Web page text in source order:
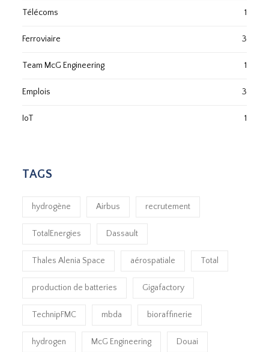
Télécoms 1
Ferroviaire 3
Team McG Engineering 1
Emplois 3
IoT 1
TAGS
hydrogène Airbus recrutement
TotalEnergies Dassault
Thales Alenia Space aérospatiale Total
production de batteries Gigafactory
TechnipFMC mbda bioraffinerie
hydrogen McG Engineering Douai